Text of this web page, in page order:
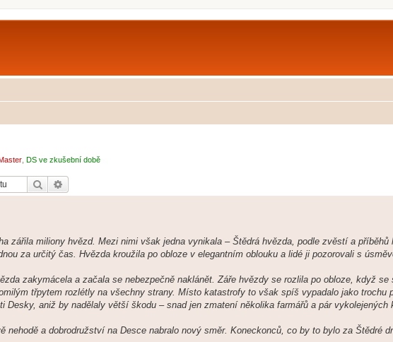
DS ve zkušební době
Hledat
zářila miliony hvězd. Mezi nimi však jedna vynikala – Štědrá hvězda, podle zvěstí a příběhů
za určitý čas. Hvězda kroužila po obloze v elegantním oblouku a lidé ji pozorovali s
zakymácela a začala se nebezpečně naklánět. Záře hvězdy se rozlila po obloze, když se
třpytem rozlétly na všechny strany. Místo katastrofy to však spíš vypadalo jako trochu
Desky, aniž by nadělaly větší škodu – snad jen zmatení několika farmářů a pár vykolejených
a dobrodružství na Desce nabralo nový směr. Koneckonců, co by to bylo za Štědré